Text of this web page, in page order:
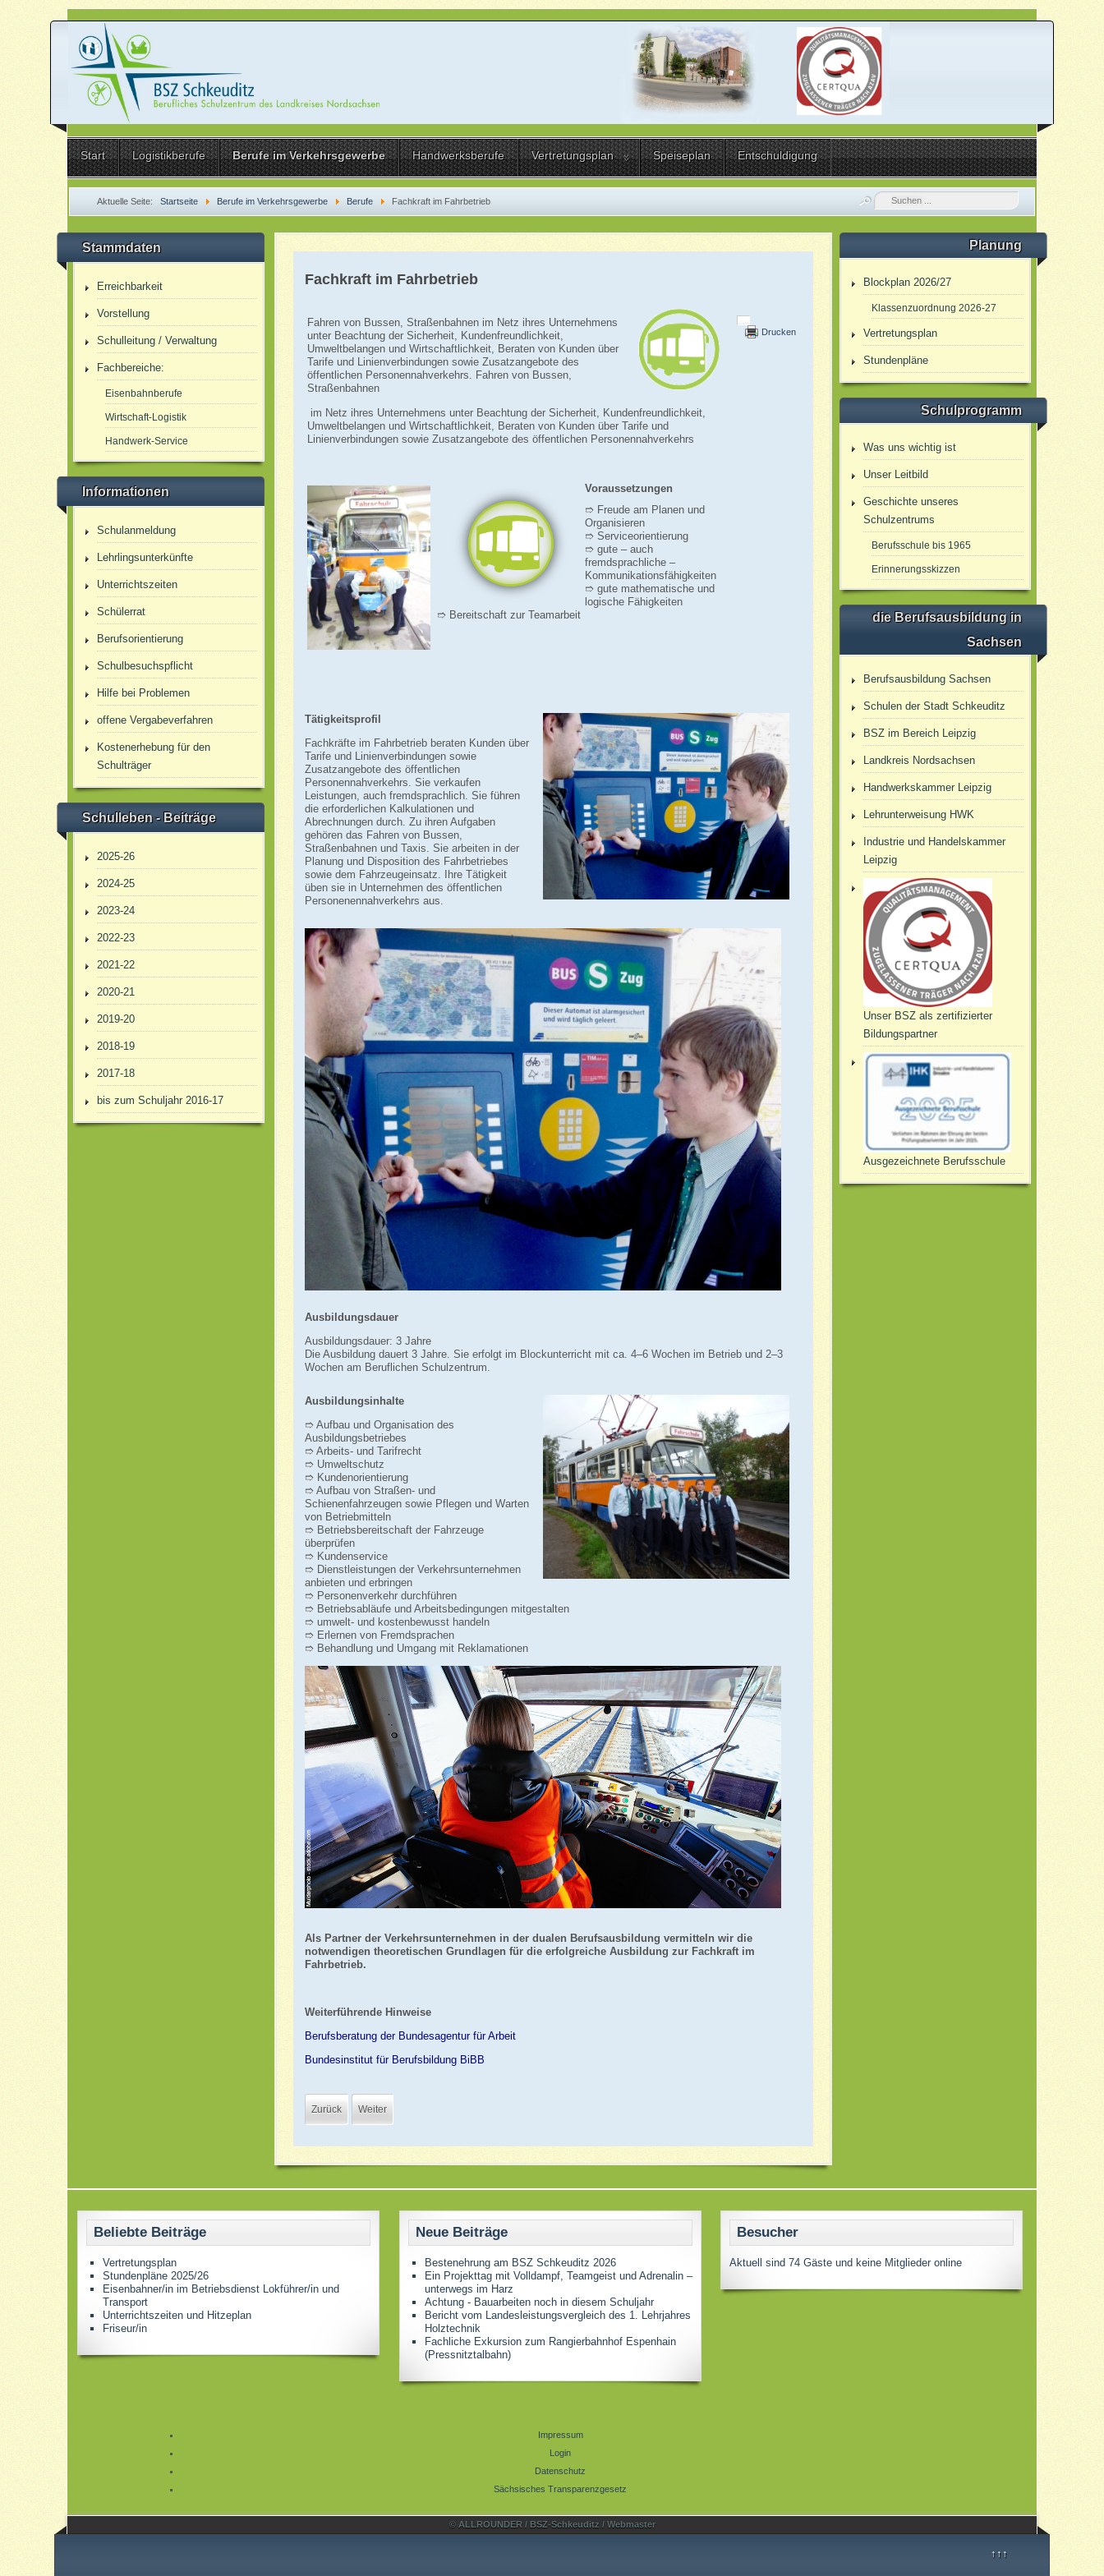
Start Logistikberufe Berufe im Verkehrsgewerbe Handwerksberufe Vertretungsplan Speiseplan Entschuldigung
Aktuelle Seite:Startseite Berufe im Verkehrsgewerbe Berufe Fachkraft im Fahrbetrieb
Stammdaten
Erreichbarkeit
Vorstellung
Schulleitung / Verwaltung
Fachbereiche:
Eisenbahnberufe
Wirtschaft-Logistik
Handwerk-Service
Informationen
Schulanmeldung
Lehrlingsunterkünfte
Unterrichtszeiten
Schülerrat
Berufsorientierung
Schulbesuchspflicht
Hilfe bei Problemen
offene Vergabeverfahren
Kostenerhebung für den
Schulträger
Schulleben - Beiträge
2025-26
2024-25
2023-24
2022-23
2021-22
2020-21
2019-20
2018-19
2017-18
bis zum Schuljahr 2016-17
Fachkraft im Fahrbetrieb
Drucken
Fahren von Bussen, Straßenbahnen im Netz ihres Unternehmens
unter Beachtung der Sicherheit, Kundenfreundlichkeit,
Umweltbelangen und Wirtschaftlichkeit, Beraten von Kunden über
Tarife und Linienverbindungen sowie Zusatzangebote des
öffentlichen Personennahverkehrs. Fahren von Bussen,
Straßenbahnen
im Netz ihres Unternehmens unter Beachtung der Sicherheit, Kundenfreundlichkeit,
Umweltbelangen und Wirtschaftlichkeit, Beraten von Kunden über Tarife und
Linienverbindungen sowie Zusatzangebote des öffentlichen Personennahverkehrs
Voraussetzungen
➱ Freude am Planen und
Organisieren
➱ Serviceorientierung
➱ gute – auch
fremdsprachliche –
Kommunikationsfähigkeiten
➱ gute mathematische und
logische Fähigkeiten
➱ Bereitschaft zur Teamarbeit
Tätigkeitsprofil
Fachkräfte im Fahrbetrieb beraten Kunden über
Tarife und Linienverbindungen sowie
Zusatzangebote des öffentlichen
Personennahverkehrs. Sie verkaufen
Leistungen, auch fremdsprachlich. Sie führen
die erforderlichen Kalkulationen und
Abrechnungen durch. Zu ihren Aufgaben
gehören das Fahren von Bussen,
Straßenbahnen und Taxis. Sie arbeiten in der
Planung und Disposition des Fahrbetriebes
sowie dem Fahrzeugeinsatz. Ihre Tätigkeit
üben sie in Unternehmen des öffentlichen
Personenennahverkehrs aus.
Ausbildungsdauer
Ausbildungsdauer: 3 Jahre
Die Ausbildung dauert 3 Jahre. Sie erfolgt im Blockunterricht mit ca. 4–6 Wochen im Betrieb und 2–3
Wochen am Beruflichen Schulzentrum.
Ausbildungsinhalte
➱ Aufbau und Organisation des
Ausbildungsbetriebes
➱ Arbeits- und Tarifrecht
➱ Umweltschutz
➱ Kundenorientierung
➱ Aufbau von Straßen- und
Schienenfahrzeugen sowie Pflegen und Warten
von Betriebmitteln
➱ Betriebsbereitschaft der Fahrzeuge
überprüfen
➱ Kundenservice
➱ Dienstleistungen der Verkehrsunternehmen
anbieten und erbringen
➱ Personenverkehr durchführen
➱ Betriebsabläufe und Arbeitsbedingungen mitgestalten
➱ umwelt- und kostenbewusst handeln
➱ Erlernen von Fremdsprachen
➱ Behandlung und Umgang mit Reklamationen
Als Partner der Verkehrsunternehmen in der dualen Berufsausbildung vermitteln wir die
notwendigen theoretischen Grundlagen für die erfolgreiche Ausbildung zur Fachkraft im
Fahrbetrieb.
Weiterführende Hinweise
Berufsberatung der Bundesagentur für Arbeit
Bundesinstitut für Berufsbildung BiBB
Zurück Weiter
Planung
Blockplan 2026/27
Klassenzuordnung 2026-27
Vertretungsplan
Stundenpläne
Schulprogramm
Was uns wichtig ist
Unser Leitbild
Geschichte unseres
Schulzentrums
Berufsschule bis 1965
Erinnerungsskizzen
die Berufsausbildung in
Sachsen
Berufsausbildung Sachsen
Schulen der Stadt Schkeuditz
BSZ im Bereich Leipzig
Landkreis Nordsachsen
Handwerkskammer Leipzig
Lehrunterweisung HWK
Industrie und Handelskammer
Leipzig
Unser BSZ als zertifizierter
Bildungspartner
Ausgezeichnete Berufsschule
Beliebte Beiträge
Vertretungsplan
Stundenpläne 2025/26
Eisenbahner/in im Betriebsdienst Lokführer/in und
Transport
Unterrichtszeiten und Hitzeplan
Friseur/in
Neue Beiträge
Bestenehrung am BSZ Schkeuditz 2026
Ein Projekttag mit Volldampf, Teamgeist und Adrenalin –
unterwegs im Harz
Achtung - Bauarbeiten noch in diesem Schuljahr
Bericht vom Landesleistungsvergleich des 1. Lehrjahres
Holztechnik
Fachliche Exkursion zum Rangierbahnhof Espenhain
(Pressnitztalbahn)
Besucher
Aktuell sind 74 Gäste und keine Mitglieder online
Impressum
Login
Datenschutz
Sächsisches Transparenzgesetz
© ALLROUNDER / BSZ-Schkeuditz / Webmaster
↑↑↑